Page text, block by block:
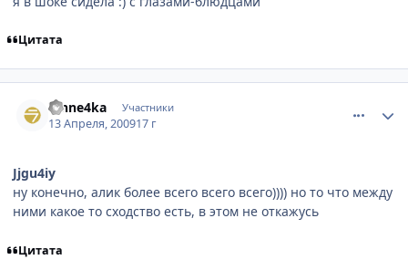
Цитата
Vinne4ka Участники
13 Апреля, 200917 г
Jjgu4iy
ну конечно, алик более всего всего всего)))) но то что между
ними какое то сходство есть, в этом не откажусь
Цитата